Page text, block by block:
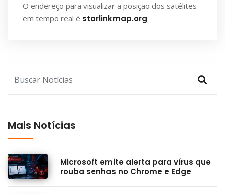
O endereço para visualizar a posição dos satélites
em tempo real é starlinkmap.org
Mais Notícias
Microsoft emite alerta para vírus que
rouba senhas no Chrome e Edge